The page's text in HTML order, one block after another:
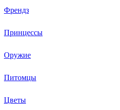
Френдз
Принцессы
Оружие
Питомцы
Цветы